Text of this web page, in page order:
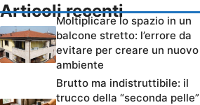
Articoli recenti
Moltiplicare lo spazio in un
balcone stretto: l’errore da
evitare per creare un nuovo
ambiente
Brutto ma indistruttibile: il
trucco della “seconda pelle”